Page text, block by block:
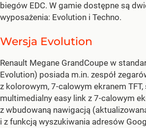
biegów EDC. W gamie dostępne są
wyposażenia: Evolution i Techno.
Wersja Evolution
Renault Megane GrandCoupe w
Evolution) posiada m.in. zespół
z kolorowym, 7-calowym ekranem TFT,
multimedialny easy link z 7-calowym
z wbudowaną nawigacją
i z funkcją wyszukiwania adresów